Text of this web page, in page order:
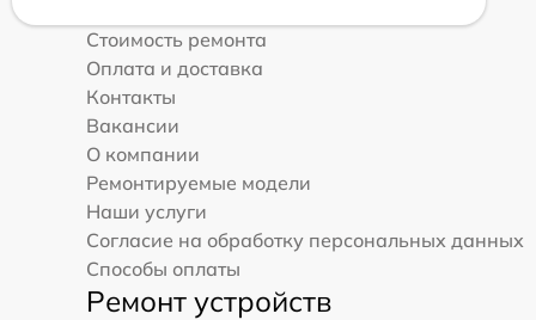
Стоимость ремонта
Оплата и доставка
Контакты
Вакансии
О компании
Ремонтируемые модели
Наши услуги
Согласие на обработку персональных данных
Способы оплаты
Ремонт устройств